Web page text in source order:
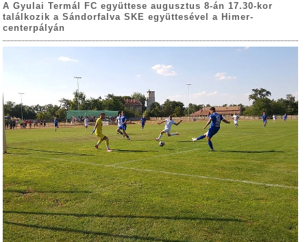
A Gyulai Termál FC együttese augusztus 8-án 17.30-kor
találkozik a Sándorfalva SKE együttesével a Himer-
centerpályán